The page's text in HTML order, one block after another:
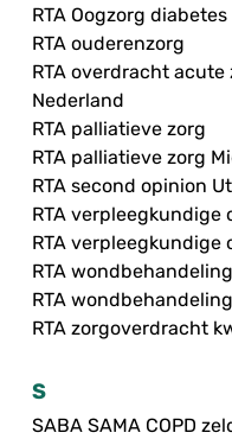
RTA Oogzorg diabetes
RTA ouderenzorg
RTA overdracht
Nederland
RTA palliatieve zorg
RTA palliatieve zorg
RTA second opinion
RTA verpleegkundige
RTA
RTA wondbehandeling
RTA
RTA zorgoverdracht
S
SABA SAMA COPD